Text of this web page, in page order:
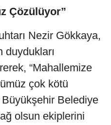
Çözülüyor”
Nezir Gökkaya,
duydukları
“Mahallemize
çok kötü
Belediye
olsun ekiplerini